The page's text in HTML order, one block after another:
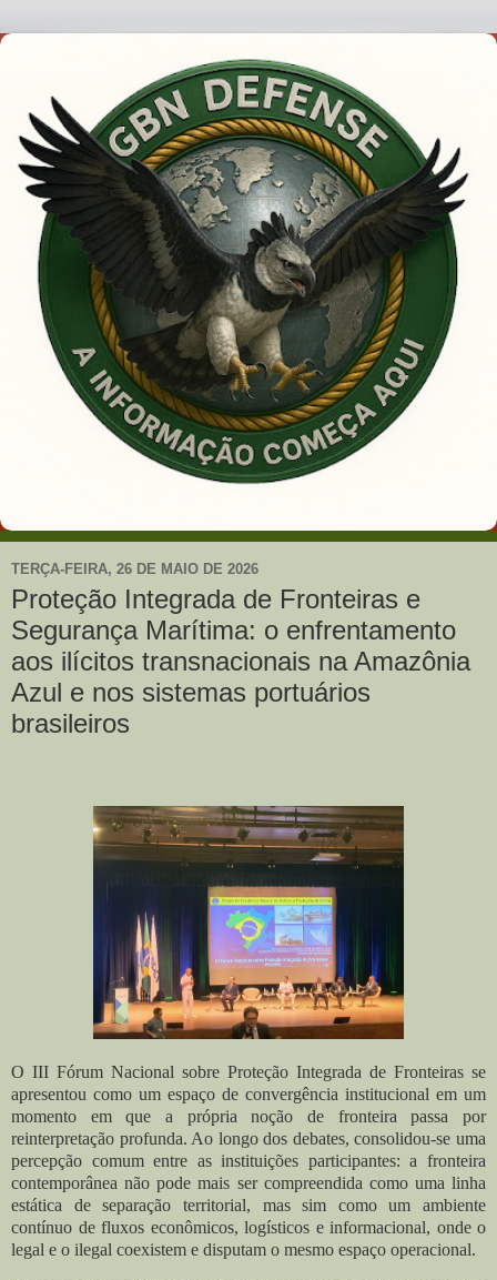
TERÇA-FEIRA, 26 DE MAIO DE 2026
Proteção Integrada de Fronteiras e
Segurança Marítima: o enfrentamento
aos ilícitos transnacionais na Amazônia
Azul e nos sistemas portuários
brasileiros
O III Fórum Nacional sobre Proteção Integrada de Fronteiras se
apresentou como um espaço de convergência institucional em um
momento em que a própria noção de fronteira passa por
reinterpretação profunda. Ao longo dos debates, consolidou-se uma
percepção comum entre as instituições participantes: a fronteira
contemporânea não pode mais ser compreendida como uma linha
estática de separação territorial, mas sim como um ambiente
contínuo de fluxos econômicos, logísticos e informacional, onde o
legal e o ilegal coexistem e disputam o mesmo espaço operacional.